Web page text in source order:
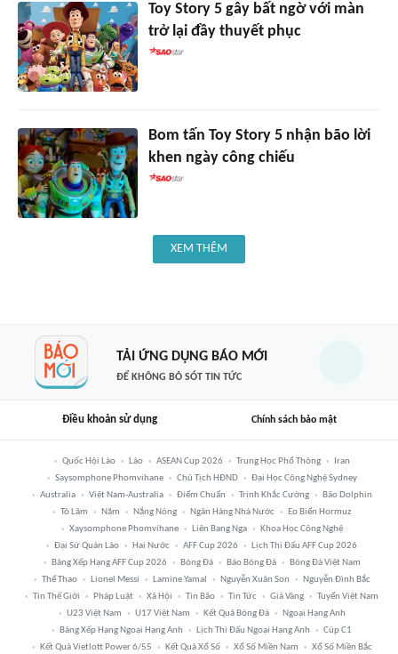
Toy Story 5 gây bất ngờ với màn
trở lại đầy thuyết phục
Bom tấn Toy Story 5 nhận bão lời
khen ngày công chiếu
XEM THÊM
TẢI ỨNG DỤNG BÁO MỚI
ĐỂ KHÔNG BỎ SÓT TIN TỨC
Điều khoản sử dụng Chính sách bảo mật
Quốc Hội Lào Lào ASEAN Cup 2026 Trung Học Phổ Thông
Iran
Saysomphone Phomvihane
Chủ Tịch HĐND
Đại Học Công Nghệ Sydney
Australia
Việt Nam-Australia Điểm Chuẩn Trịnh Khắc Cường
Bão Dolphin
Tô Lâm
Năm Nắng Nóng Ngân Hàng Nhà Nước
Eo Biển Hormuz
Xaysomphone Phomvihane
Liên Bang Nga
Khoa Học Công Nghệ
Đại Sứ Quán Lào
Hai Nước AFF Cup 2026
Lịch Thi Đấu AFF Cup 2026
Bảng Xếp Hạng AFF Cup 2026
Bóng Đá Báo Bóng Đá
Bóng Đá Việt Nam
Thể Thao
Lionel Messi Lamine Yamal Nguyễn Xuân Son
Nguyễn Đình Bắc
Tin Thế Giới
Pháp Luật Xã Hội Tin Bão Tin Tức Giá Vàng
Tuyển Việt Nam
U23 Việt Nam
U17 Việt Nam Kết Quả Bóng Đá
Ngoại Hạng Anh
Bảng Xếp Hạng Ngoại Hạng Anh
Lịch Thi Đấu Ngoại Hạng Anh
Cúp C1
Kết Quả Vietlott Power 6/55
Kết Quả Xổ Số Xổ Số Miền Nam Xổ Số Miền Bắc